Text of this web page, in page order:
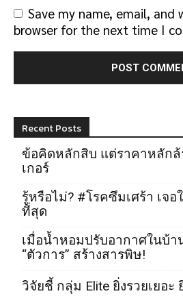
Save my name, email, and
browser for the next time I
Recent Posts
ข้อคิดหลักสิบ แต่ราคาหลักล้
เกอร์
รู้หรือไม่? #โรคซึมเศร้า เจ
ที่สุด
เมื่อน้ำหอมปรับอากาศในบ้า
“ตัวการ” สร้างสารพิษ!
วิจัยชี้ กลุ่ม Elite ยิ่งรวยเยอะ